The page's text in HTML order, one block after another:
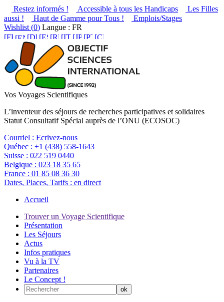
Restez informés ! Accessible à tous les Handicaps
Les Filles
aussi !
Haut de Gamme pour Tous !
Emplois/Stages
Wishlist (0) Langue : FR
Vos Voyages Scientifiques
L’inventeur des séjours de recherches participatives et solidaires
Statut Consultatif Spécial auprès de l’ONU (ECOSOC)
Courriel : Ecrivez-nous
Québec : +1 (438) 558-1643
Suisse : 022 519 0440
Belgique : 023 18 35 65
France : 01 85 08 36 30
Dates, Places, Tarifs : en direct
Accueil
Trouver un Voyage Scientifique
Présentation
Les Séjours
Actus
Infos pratiques
Vu à la TV
Partenaires
Le Concept !